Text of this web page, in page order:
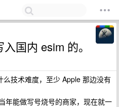
国内 esim 的。
技术难度，至少 Apple 那边没有
年能做写号烧号的商家，现在就一